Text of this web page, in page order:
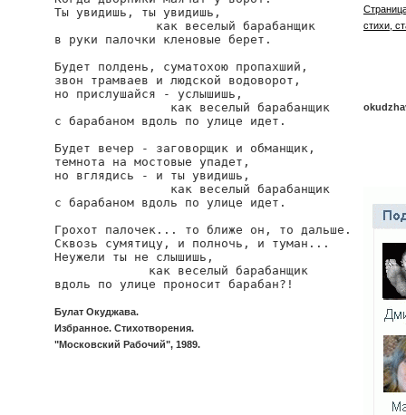
Ты увидишь, ты увидишь,
              как веселый барабанщик
в руки палочки кленовые берет.
Будет полдень, суматохою пропахший,
звон трамваев и людской водоворот,
но прислушайся - услышишь,
                как веселый барабанщик
с барабаном вдоль по улице идет.
Будет вечер - заговорщик и обманщик,
темнота на мостовые упадет,
но вглядись - и ты увидишь,
                как веселый барабанщик
с барабаном вдоль по улице идет.
Грохот палочек... то ближе он, то дальше.
Сквозь сумятицу, и полночь, и туман...
Неужели ты не слышишь,
             как веселый барабанщик
вдоль по улице проносит барабан?!
Булат Окуджава.
Избранное. Стихотворения.
"Московский Рабочий", 1989.
стихи,